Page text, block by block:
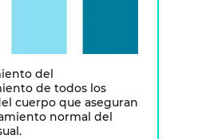
del
de todos los
cuerpo que aseguran
normal del